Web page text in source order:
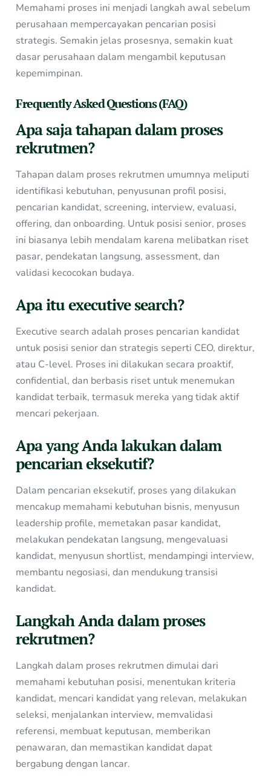
Memahami proses ini menjadi langkah awal sebelum
perusahaan mempercayakan pencarian posisi
strategis. Semakin jelas prosesnya, semakin kuat
dasar perusahaan dalam mengambil keputusan
kepemimpinan.
Frequently Asked Questions (FAQ)
Apa saja tahapan dalam proses
rekrutmen?
Tahapan dalam proses rekrutmen umumnya meliputi
identifikasi kebutuhan, penyusunan profil posisi,
pencarian kandidat, screening, interview, evaluasi,
offering, dan onboarding. Untuk posisi senior, proses
ini biasanya lebih mendalam karena melibatkan riset
pasar, pendekatan langsung, assessment, dan
validasi kecocokan budaya.
Apa itu executive search?
Executive search adalah proses pencarian kandidat
untuk posisi senior dan strategis seperti CEO, direktur,
atau C-level. Proses ini dilakukan secara proaktif,
confidential, dan berbasis riset untuk menemukan
kandidat terbaik, termasuk mereka yang tidak aktif
mencari pekerjaan.
Apa yang Anda lakukan dalam
pencarian eksekutif?
Dalam pencarian eksekutif, proses yang dilakukan
mencakup memahami kebutuhan bisnis, menyusun
leadership profile, memetakan pasar kandidat,
melakukan pendekatan langsung, mengevaluasi
kandidat, menyusun shortlist, mendampingi interview,
membantu negosiasi, dan mendukung transisi
kandidat.
Langkah Anda dalam proses
rekrutmen?
Langkah dalam proses rekrutmen dimulai dari
memahami kebutuhan posisi, menentukan kriteria
kandidat, mencari kandidat yang relevan, melakukan
seleksi, menjalankan interview, memvalidasi
referensi, membuat keputusan, memberikan
penawaran, dan memastikan kandidat dapat
bergabung dengan lancar.